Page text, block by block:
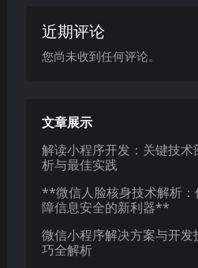
近期评论
您尚未收到任何评论。
文章展示
解读小程序开发：关键技术
析与最佳实践
**微信人脸核身技术解析：
障信息安全的新利器**
微信小程序解决方案与开发
巧全解析